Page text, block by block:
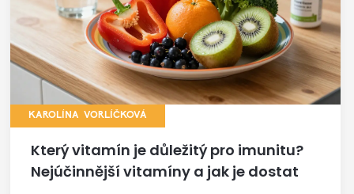
KAROLÍNA VORLÍČKOVÁ
Který vitamín je důležitý pro imunitu?
Nejúčinnější vitamíny a jak je dostat